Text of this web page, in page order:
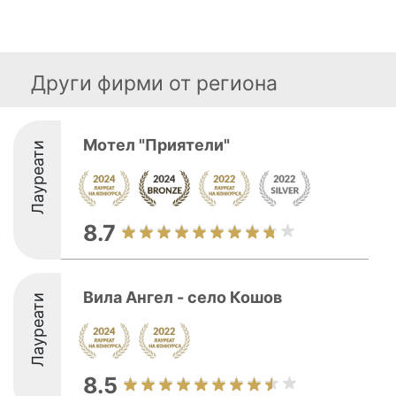
Други фирми от региона
Лауреати Мотел "Приятели"
8.7
Лауреати Вила Ангел - село Кошов
8.5